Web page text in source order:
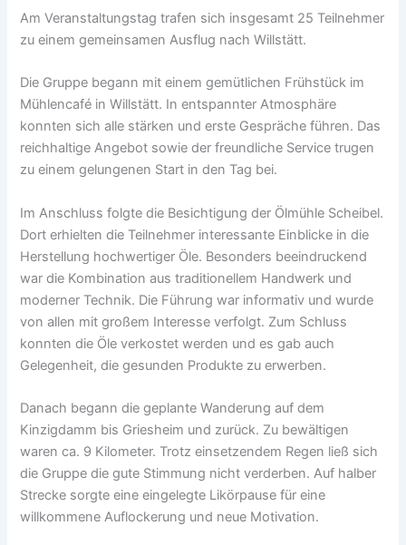
Am Veranstaltungstag trafen sich insgesamt 25 Teilnehmer
zu einem gemeinsamen Ausflug nach Willstätt.
Die Gruppe begann mit einem gemütlichen Frühstück im
Mühlencafé in Willstätt. In entspannter Atmosphäre
konnten sich alle stärken und erste Gespräche führen. Das
reichhaltige Angebot sowie der freundliche Service trugen
zu einem gelungenen Start in den Tag bei.
Im Anschluss folgte die Besichtigung der Ölmühle Scheibel.
Dort erhielten die Teilnehmer interessante Einblicke in die
Herstellung hochwertiger Öle. Besonders beeindruckend
war die Kombination aus traditionellem Handwerk und
moderner Technik. Die Führung war informativ und wurde
von allen mit großem Interesse verfolgt. Zum Schluss
konnten die Öle verkostet werden und es gab auch
Gelegenheit, die gesunden Produkte zu erwerben.
Danach begann die geplante Wanderung auf dem
Kinzigdamm bis Griesheim und zurück. Zu bewältigen
waren ca. 9 Kilometer. Trotz einsetzendem Regen ließ sich
die Gruppe die gute Stimmung nicht verderben. Auf halber
Strecke sorgte eine eingelegte Likörpause für eine
willkommene Auflockerung und neue Motivation.